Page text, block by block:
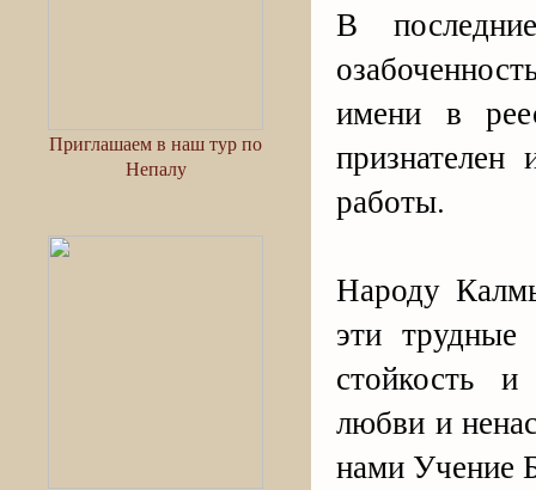
Приглашаем в наш тур по
Непалу
В
имени в
работы.
Народу
эти
стойкость и
любви и
нами Учение